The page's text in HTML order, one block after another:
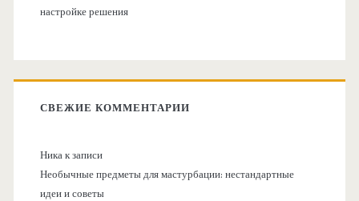
настройке решения
СВЕЖИЕ КОММЕНТАРИИ
Никак записи
Необычные предметы для мастурбации: нестандартные
идеи и советы